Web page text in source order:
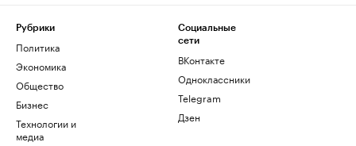
Рубрики
Политика
Экономика
Общество
Бизнес
Технологии и
медиа
Социальные
сети
ВКонтакте
Одноклассники
Telegram
Дзен